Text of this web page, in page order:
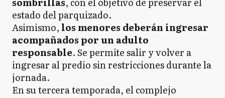
estado del parquizado.
Asimismo, los menores deberán ingresar
acompañados por un adulto
responsable. Se permite salir y volver a
ingresar al predio sin restricciones durante la
jornada.
En su tercera temporada, el complejo